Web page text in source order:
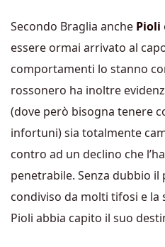
Secondo Braglia anche Pioli
essere ormai arrivato al
comportamenti lo stanno
rossonero ha inoltre
(dove però bisogna tenere
infortuni) sia totalmente
contro ad un declino che
penetrabile. Senza dubbio il
condiviso da molti tifosi e la
Pioli abbia capito il suo